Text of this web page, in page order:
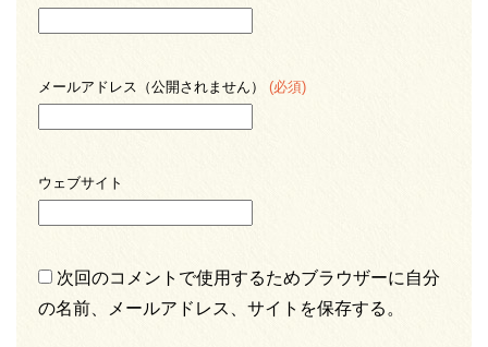
メールアドレス（公開されません） (必須)
ウェブサイト
次回のコメントで使用するためブラウザーに自分
の名前、メールアドレス、サイトを保存する。